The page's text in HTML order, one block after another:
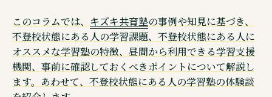
通信制高校サポート校・キズキ高等学院
ウェブメディア・不登校オンライン
オンラインコミュニティ・親コミュ
SNS 公式アカウントのご紹介
このコラムでは、 キズキ共育塾の事例や知見に基づき、
不登校状態にある人の学習課題、不登校状態にある人に
オススメな学習塾の特徴、昼間から利用できる学習支援
機関、事前に確認しておくべきポイントについて解説し
ます。あわせて、不登校状態にある人の学習塾の体験談